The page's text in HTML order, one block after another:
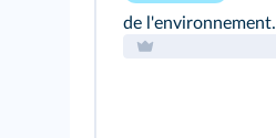
de l'environnement.